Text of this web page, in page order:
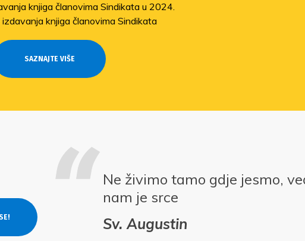
knjiga članovima Sindikata u 2024.
knjiga članovima Sindikata
SAZNAJTE VIŠE
Ne živimo tamo gdje jesmo,
nam je srce
Sv. Augustin